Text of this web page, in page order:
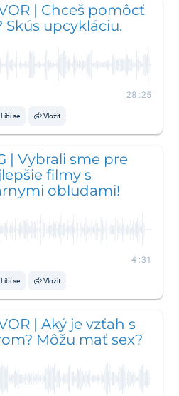
| Chceš pomôcť
Skús upcykláciu.
28:25
Líbí se Vložit
| Vybrali sme pre
filmy s
obludami!
4:31
Líbí se Vložit
| Aký je vzťah s
Môžu mať sex?